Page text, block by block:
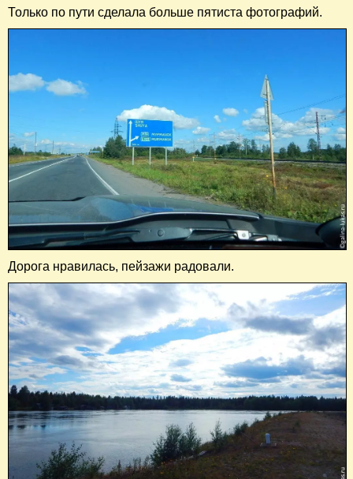
Только по пути сделала больше пятиста фотографий.
Дорога нравилась, пейзажи радовали.